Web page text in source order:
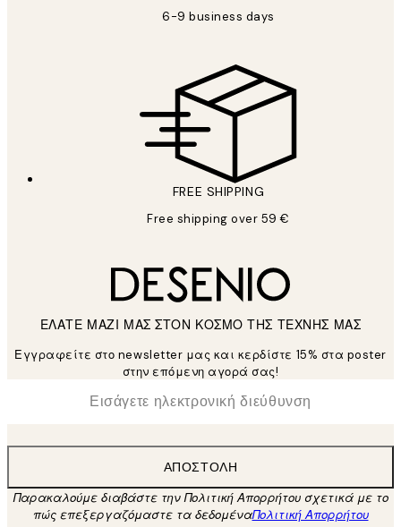
6-9 business days
FREE SHIPPING
Free shipping over 59 €
ΕΛΑΤΕ ΜΑΖΙ ΜΑΣ ΣΤΟΝ ΚΟΣΜΟ ΤΗΣ ΤΕΧΝΗΣ ΜΑΣ
Εγγραφείτε στο newsletter μας και κερδίστε 15% στα poster
στην επόμενη αγορά σας!
Ηλεκτρονική Διεύθυνση
ΑΠΟΣΤΟΛΉ
Παρακαλούμε διαβάστε την Πολιτική Απορρήτου σχετικά με το
πώς επεξεργαζόμαστε τα δεδομέναΠολιτική Απορρήτου